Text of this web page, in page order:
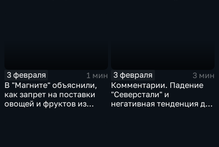
3 февраля
1 мин
В "Магните" объяснили,
как запрет на поставки
овощей и фруктов из
3 февраля
3 мин
Комментарии. Падение
"Северстали" и
негативная тенденция для